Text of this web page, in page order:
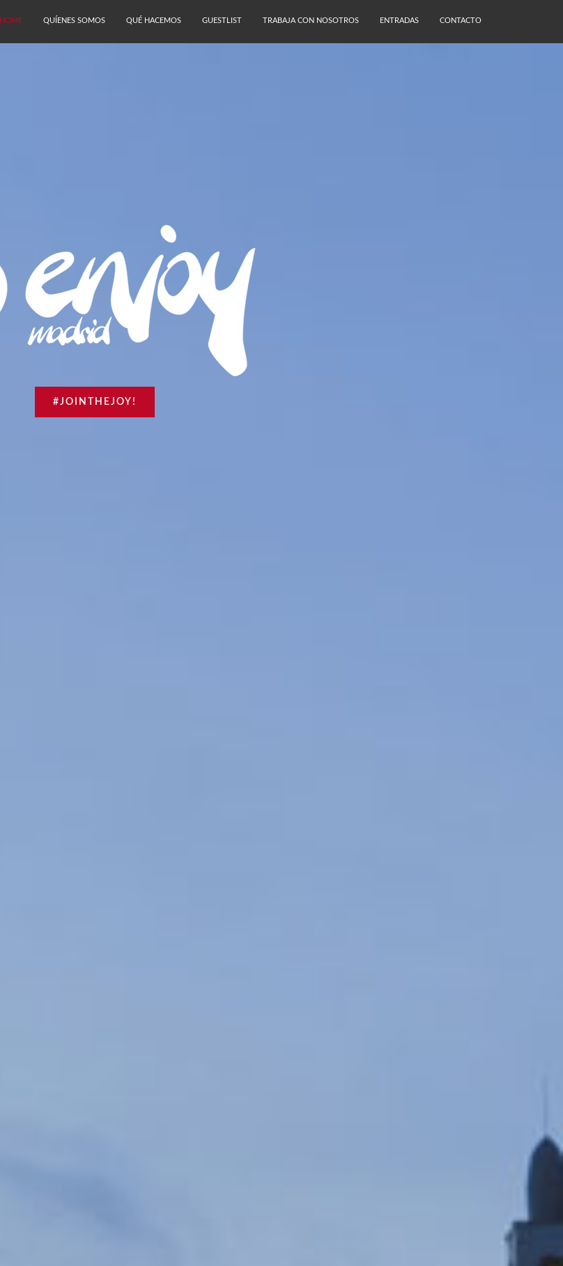
HOME QUÍENES SOMOS QUÉ HACEMOS GUESTLIST TRABAJA CON NOSOTROS ENTRADAS CONTACTO
#JOINTHEJOY!